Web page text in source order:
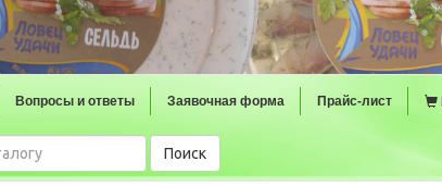
Вопросы и ответы Заявочная форма Прайс-лист
Поиск